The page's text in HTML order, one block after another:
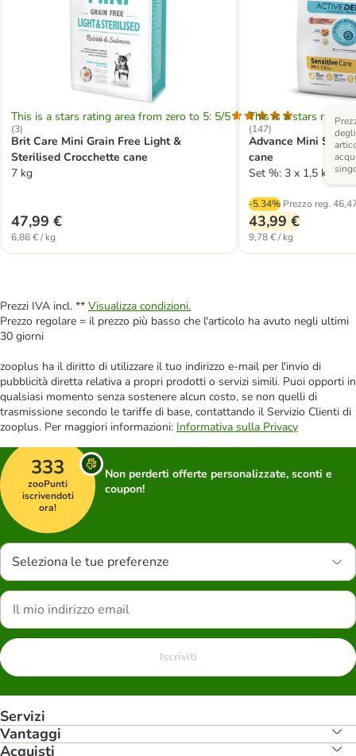
This is a stars rating area from zero to 5: 5/5
(3)
Brit Care Mini Grain Free Light &
Sterilised Crocchette cane
7 kg
47,99 €
6,86 € / kg
This is a stars rating
(147)
Advance Mini
cane
Set %: 3 x 1,5 kg
-5.34% Prezzo reg.
43,99 €
9,78 € / kg
Prezzi IVA incl. ** Visualizza condizioni.
Prezzo regolare = il prezzo più basso che l'articolo ha avuto negli ultimi
30 giorni
zooplus ha il diritto di utilizzare il tuo indirizzo e-mail per l'invio di
pubblicità diretta relativa a propri prodotti o servizi simili. Puoi opporti in
qualsiasi momento senza sostenere alcun costo, se non quelli di
trasmissione secondo le tariffe di base, contattando il Servizio Clienti di
zooplus. Per maggiori informazioni: Informativa sulla Privacy
333
zooPunti
iscrivendoti
ora!
Non perderti offerte personalizzate, sconti e
coupon!
Seleziona le tue preferenze
Iscriviti
Servizi
Vantaggi
Acquisti